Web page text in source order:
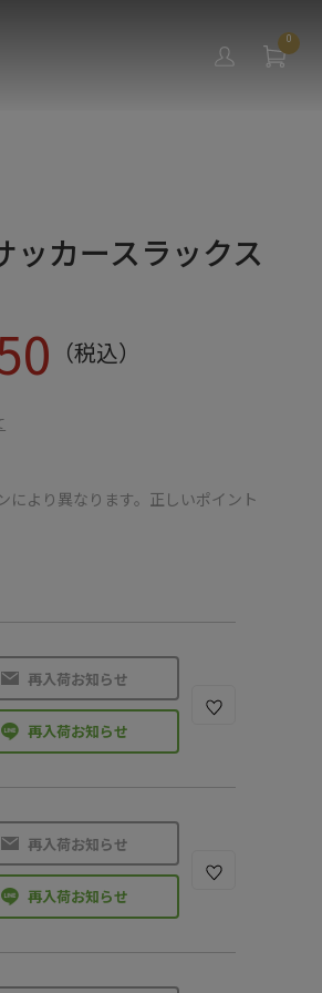
0
ッカースラックス
（税込）
より異なります。正しいポイント
再入荷お知らせ
再入荷お知らせ
再入荷お知らせ
再入荷お知らせ